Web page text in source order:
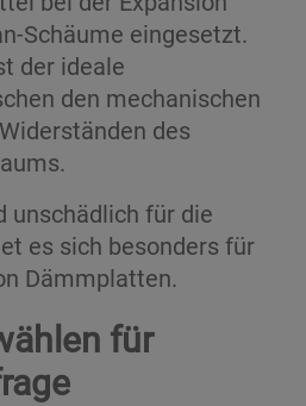
Schäume eingesetzt.
der ideale
den mechanischen
des
unschädlich für die
es sich besonders für
Dämmplatten.
für